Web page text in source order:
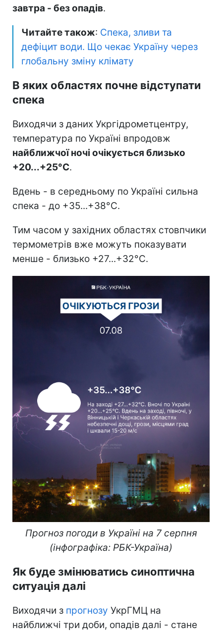
завтра - без опадів.
Читайте також: Спека, зливи та
дефіцит води. Що чекає Україну через
глобальну зміну клімату
В яких областях почне відступати
спека
Виходячи з даних Укргідрометцентру,
температура по Україні впродовж
найближчої ночі очікується близько
+20...+25°С.
Вдень - в середньому по Україні сильна
спека - до +35...+38°С.
Тим часом у західних областях стовпчики
термометрів вже можуть показувати
менше - близько +27...+32°С.
Прогноз погоди в Україні на 7 серпня
(інфографіка: РБК-Україна)
Як буде змінюватись синоптична
ситуація далі
Виходячи з прогнозу УкрГМЦ на
найближчі три доби, опадів далі - стане